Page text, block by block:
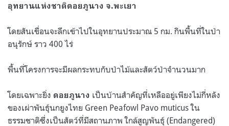
อุทยานแห่งชาติ​ดอยภูนาง จ.พะเยา
โดยสันเขื่อนจะลึกเข้าไปในอุทยานประมาณ​ 5 กม. กินพื้นที่ในป่า
อนุรักษ์ ราว 400 ไร่
พื้นที่โครงการจะมีผลกระทบกับป่าไม้และสัตว์ป่า​จำนวนมาก
โดยเฉพาะยิ่ง ดอยภูนาง เป็นบ้านสำคัญที่เหลืออยู่เพียงไม่กี่หลัง
ของเผ่าพันธุ์นกยูงไทย Green Peafowl Pavo muticus ใน
ธรรมชาติซึ่งเป็นสัตว์ที่มีสถานภาพ ใกล้สูญพันธุ์ (Endangered)